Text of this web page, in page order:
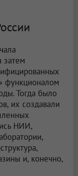
функционалом
Тогда было
их создавали
НИИ,
и, конечно,